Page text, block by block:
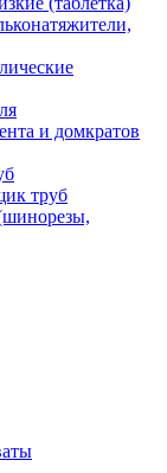
и домкратов
труб